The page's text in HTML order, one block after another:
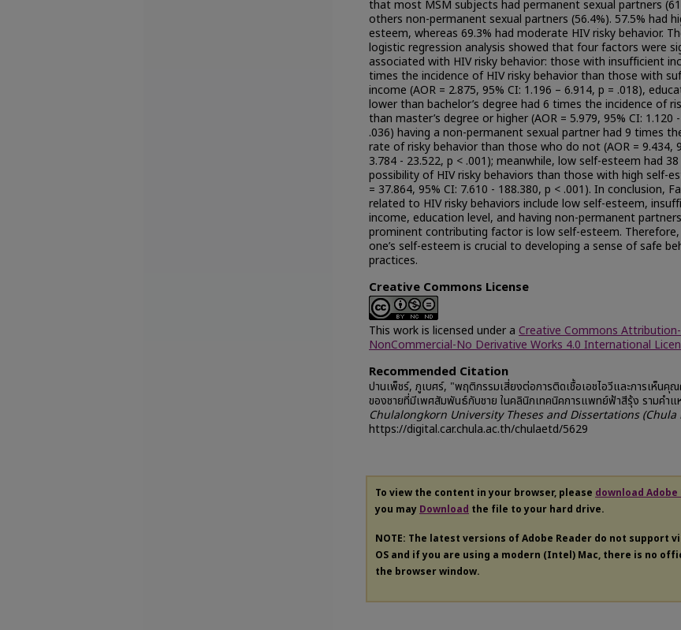
that most MSM subjects had permanent sexual partners
others non-permanent sexual partners (56.4%). 57.5% had
esteem, whereas 69.3% had moderate HIV risky behavior.
logistic regression analysis showed that four factors were
associated with HIV risky behavior: those with insufficient
times the incidence of HIV risky behavior than those with
income (AOR = 2.875, 95% CI: 1.196 – 6.914, p = .018),
lower than bachelor’s degree had 6 times the incidence of
than master’s degree or higher (AOR = 5.979, 95% CI: 1.120
.036) having a non-permanent sexual partner had 9 times
rate of risky behavior than those who do not (AOR = 9.434,
3.784 - 23.522, p < .001); meanwhile, low self-esteem had
possibility of HIV risky behaviors than those with high self-
= 37.864, 95% CI: 7.610 - 188.380, p < .001). In conclusion,
related to HIV risky behaviors include low self-esteem,
income, education level, and having non-permanent
prominent contributing factor is low self-esteem. Therefore,
one’s self-esteem is crucial to developing a sense of safe
practices.
Creative Commons License
This work is licensed under a Creative Commons Attribution-
NonCommercial-No Derivative Works 4.0 International
Recommended Citation
ปานเพ็ชร์, ภูเบศร์, "พฤติกรรมเสี่ยงต่อการติดเชื้อเอชไอวีและการเห็นคุณ
ของชายที่มีเพศสัมพันธ์กับชาย ในคลินิกเทคนิคการแพทย์ฟ้าสีรุ้ง รามคำ
Chulalongkorn University Theses and Dissertations (Chula
https://digital.car.chula.ac.th/chulaetd/5629
To view the content in your browser, please download Adobe
you may Download the file to your hard drive.
NOTE: The latest versions of Adobe Reader do not support
OS and if you are using a modern (Intel) Mac, there is no
the browser window.